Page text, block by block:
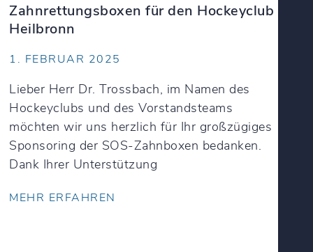
Zahnrettungsboxen für den Hockeyclub
Heilbronn
1. FEBRUAR 2025
Lieber Herr Dr. Trossbach, im Namen des
Hockeyclubs und des Vorstandsteams
möchten wir uns herzlich für Ihr großzügiges
Sponsoring der SOS-Zahnboxen bedanken.
Dank Ihrer Unterstützung
MEHR ERFAHREN